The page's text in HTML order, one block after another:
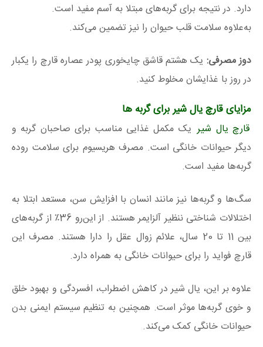
دارد. در نتیجه برای گربه‌های مبتلا به آسم مفید است.
به‌علاوه سلامت قلب حیوان را نیز تضمین می‌کند.
دوز مصرفی: یک هشتم قاشق چایخوری پودر عصاره قارچ را یکبار
در روز با غذایشان مخلوط کنید.
مزایای قارچ یال شیر برای گربه ها
قارچ یال شیر یک مکمل غذایی مناسب برای صاحبان گربه و
دیگر حیوانات خانگی است. مصرف هریسیوم برای سلامت روده
گربه‌ها مفید است.
سگ‌ها و گربه‌ها نیز مانند انسان با افزایش سن، مستعد ابتلا به
اختلالات شناختی ننظیر آلزایمر هستند. از این‌رو 36٪ از گربه‌های
بین 11 تا 20 سال، علائم زوال عقل را دارا هستند. مصرف این
قارچ فواید را برای حیوانات خانگی به همراه دارد.
علاوه بر این، یال شیر در کاهش اضطراب، افسردگی و بهبود خلق
و خوی گربه‌ها موثر است. همچنین به تنظیم سیستم ایمنی بدن
حیوانات خانگی کمک می‌کند.